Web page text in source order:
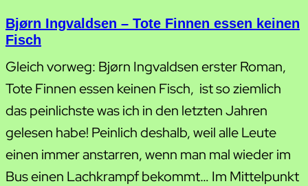
Bjørn Ingvaldsen – Tote Finnen essen keinen
Fisch
Gleich vorweg: Bjørn Ingvaldsen erster Roman,
Tote Finnen essen keinen Fisch, ist so ziemlich
das peinlichste was ich in den letzten Jahren
gelesen habe! Peinlich deshalb, weil alle Leute
einen immer anstarren, wenn man mal wieder im
Bus einen Lachkrampf bekommt… Im Mittelpunkt